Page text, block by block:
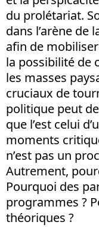
du prolétariat.
dans l’arène de
afin de
la possibilité de
les masses
cruciaux de
politique peut
que l’est celui
moments
n’est pas un
Autrement,
Pourquoi des
programmes ?
théoriques ?